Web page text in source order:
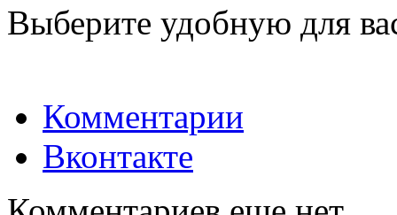
Выберите удобную для
Комментарии
Вконтакте